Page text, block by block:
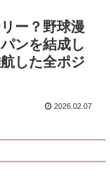
ー？野球漫
ンを結成し
した全ポジ
2026.02.07